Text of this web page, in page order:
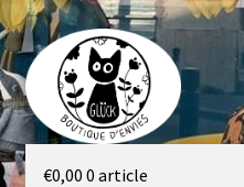
Aller
à
la
navigation
Aller
au
contenu
Galerie
€0,00 0 article